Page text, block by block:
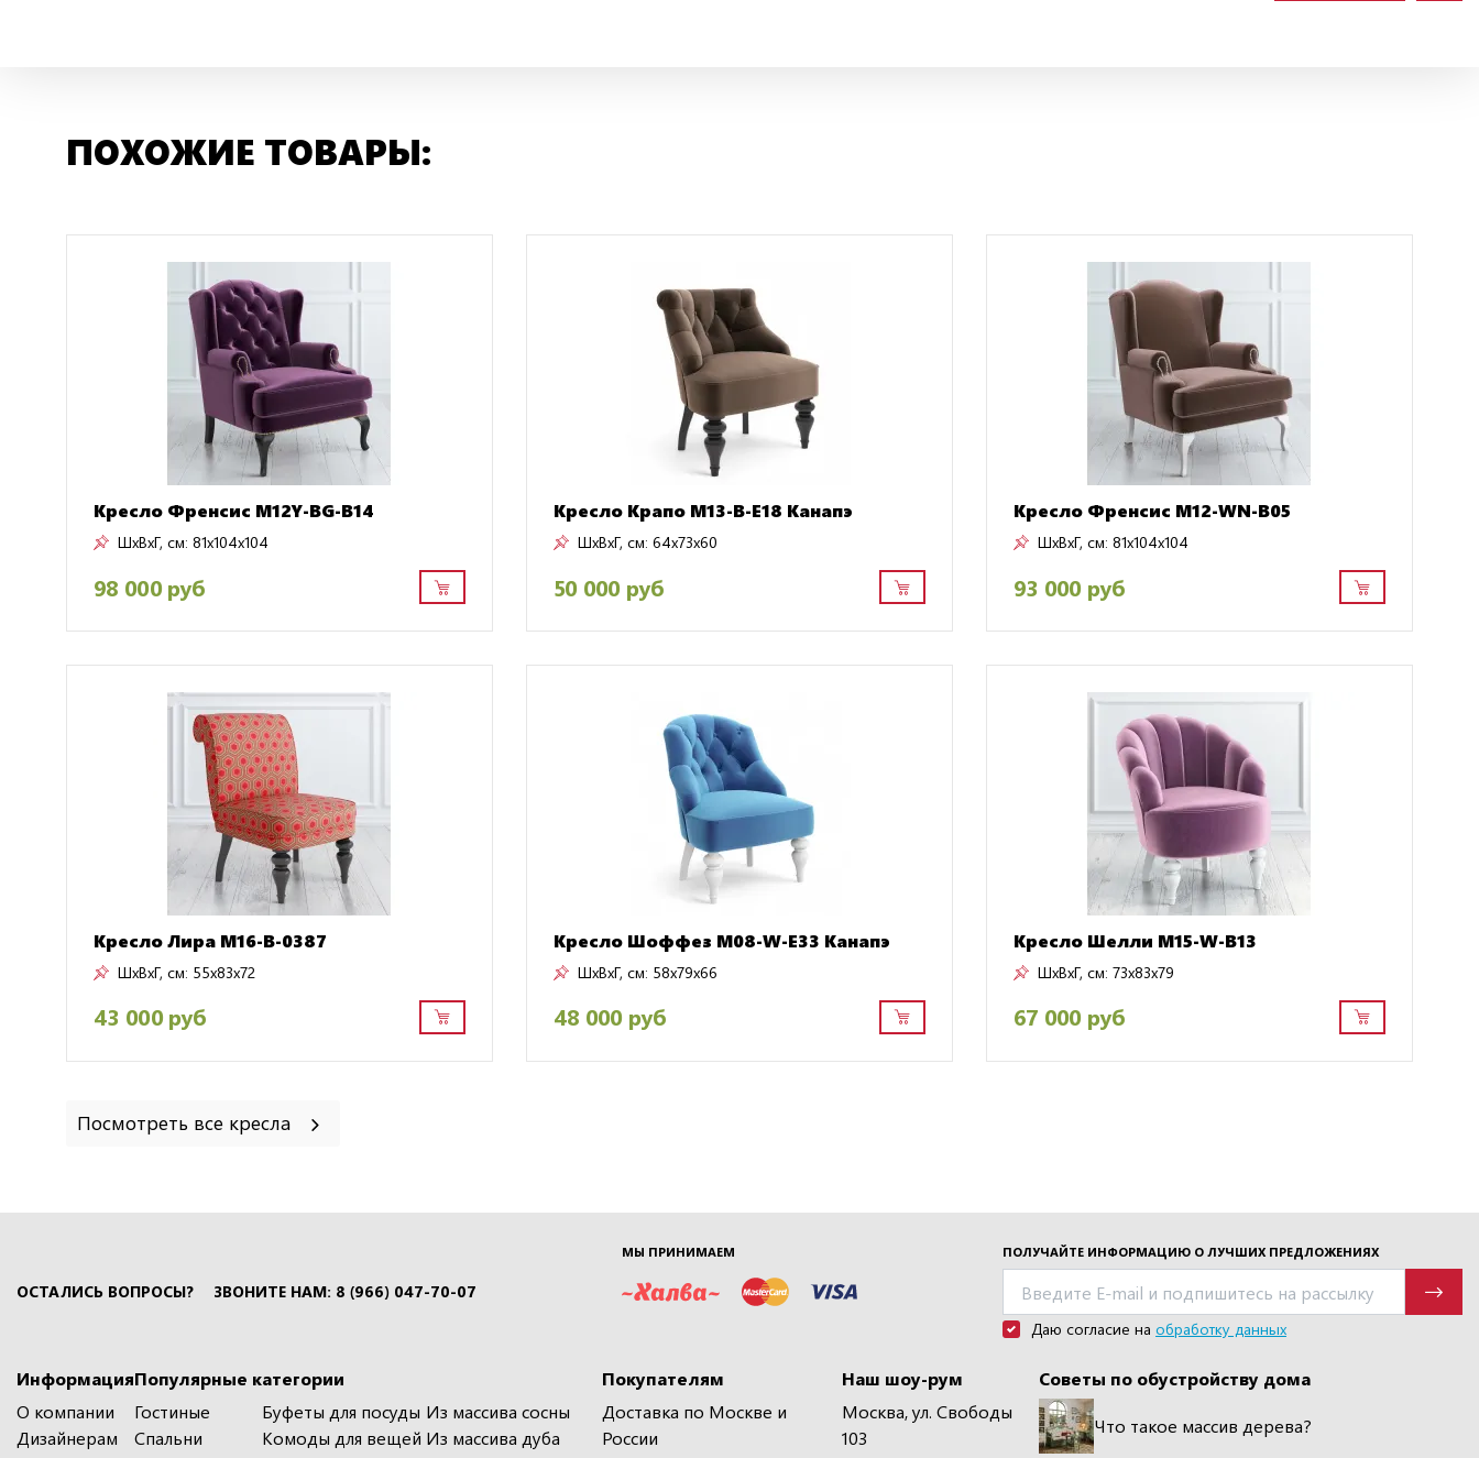
ПОХОЖИЕ ТОВАРЫ:
Кресло Френсис M12Y-BG-B14
ШxВxГ, см: 81x104x104
98 000 руб
Кресло Крапо M13-B-E18 Канапэ
ШxВxГ, см: 64x73x60
50 000 руб
Кресло Френсис M12-WN-B05
ШxВxГ, см: 81x104x104
93 000 руб
Кресло Лира M16-B-0387
ШxВxГ, см: 55x83x72
43 000 руб
Кресло Шоффез M08-W-E33 Канапэ
ШxВxГ, см: 58x79x66
48 000 руб
Кресло Шелли M15-W-B13
ШxВxГ, см: 73x83x79
67 000 руб
Посмотреть все кресла
ОСТАЛИСЬ ВОПРОСЫ? ЗВОНИТЕ НАМ: 8 (966) 047-70-07
ПОЛУЧАЙТЕ ИНФОРМАЦИЮ О ЛУЧШИХ ПРЕДЛОЖЕНИЯХ
Даю согласие наобработку данных
МЫ ПРИНИМАЕМ
Информация
О компании
Дизайнерам
Популярные категории
Гостиные
Спальни
Буфеты для посуды
Комоды для вещей
Из массива сосны
Из массива дуба
Покупателям
Доставка по Москве и
России
Наш шоу-рум
Москва, ул. Свободы
103
Советы по обустройству дома
Что такое массив дерева?